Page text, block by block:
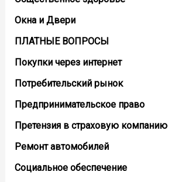
Окна и Двери
ПЛАТНЫЕ ВОПРОСЫ
Покупки через интернет
Потребительский рынок
Предпринимательское право
Претензия в страховую компанию
Ремонт автомобилей
Социальное обеспечение